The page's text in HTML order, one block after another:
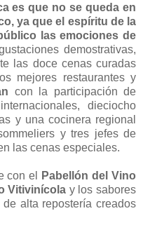
es que no se queda en
ya que el espíritu de la
las emociones de
demostrativas,
las doce cenas curadas
mejores restaurantes y
con la participación de
dieciocho
y una cocinera regional
y tres jefes de
las cenas especiales.
con el
Pabellón del Vino
Vitivinícola y los sabores
alta repostería creados